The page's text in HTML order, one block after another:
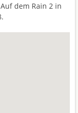
dem Rain 2 in